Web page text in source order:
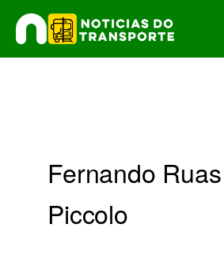
para
o
Fernando Ruas
Piccolo